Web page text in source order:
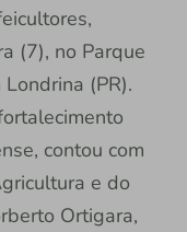
(7), no Parque
(PR).
contou com
e do
Ortigara,